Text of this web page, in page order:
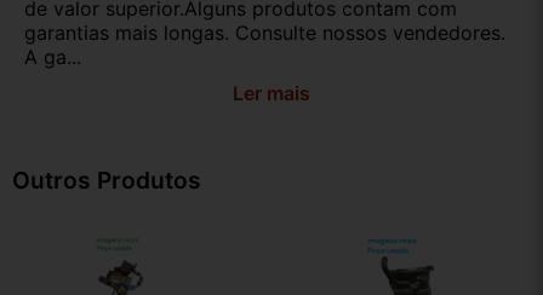
de valor superior.Alguns produtos contam com
garantias mais longas. Consulte nossos vendedores.
A ga...
Ler mais
Outros Produtos